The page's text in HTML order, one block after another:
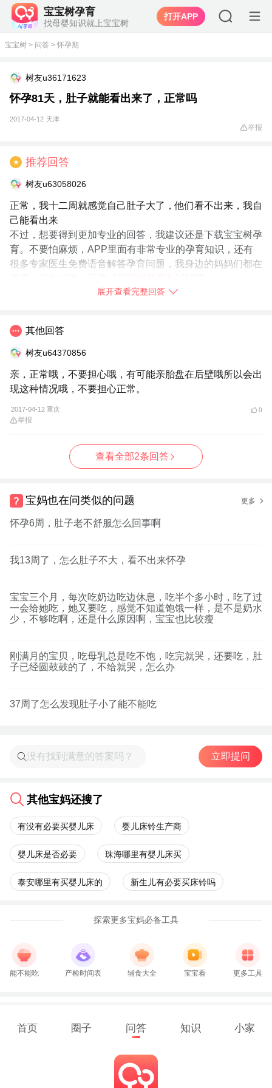
宝宝树孕育
找母婴知识就上宝宝树
打开APP
宝宝树 > 问答 > 怀孕期
树友u36171623
怀孕81天，肚子就能看出来了，正常吗
2017-04-12 天津
举报
★ 推荐回答
树友u63058026
正常，我十二周就感觉自己肚子大了，他们看不出来，我自
己能看出来
不过，想要得到更加专业的回答，我建议还是下载宝宝树孕
育。不要怕麻烦，APP里面有非常专业的孕育知识，还有
很多专家医生免费语音解答孕育问题，我身边的妈妈们都在
展开查看完整回答
其他回答
树友u64370856
亲，正常哦，不要担心哦，有可能亲胎盘在后壁哦所以会出
现这种情况哦，不要担心正常。
2017-04-12 重庆 0
举报
查看全部2条回答
宝妈也在问类似的问题 更多
怀孕6周，肚子老不舒服怎么回事啊
我13周了，怎么肚子不大，看不出来怀孕
宝宝三个月，每次吃奶边吃边休息，吃半个多小时，吃了过
一会给她吃，她又要吃，感觉不知道饱饿一样，是不是奶水
少，不够吃啊，还是什么原因啊，宝宝也比较瘦
刚满月的宝贝，吃母乳总是吃不饱，吃完就哭，还要吃，肚
子已经圆鼓鼓的了，不给就哭，怎么办
37周了怎么发现肚子小了能不能吃
立即提问
其他宝妈还搜了
有没有必要买婴儿床 婴儿床铃生产商
婴儿床是否必要 珠海哪里有婴儿床买
泰安哪里有买婴儿床的 新生儿有必要买床铃吗
探索更多宝妈必备工具
能不能吃 产检时间表 辅食大全 宝宝看 更多工具
首页 圈子 问答 知识 小家